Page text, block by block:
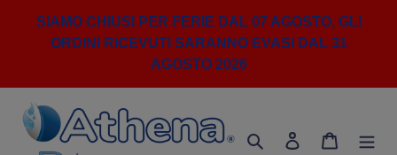
direttamenteSIAMO CHIUSI PER FERIE DAL 07 AGOSTO, GLI
ORDINI RICEVUTI SARANNO EVASI DAL 31
AGOSTO 2026
Cerca Accedi Carrello